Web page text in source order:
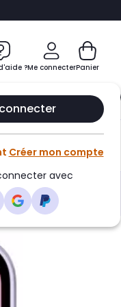
?Me connecter
Créer mon compte
avec
Panier
•